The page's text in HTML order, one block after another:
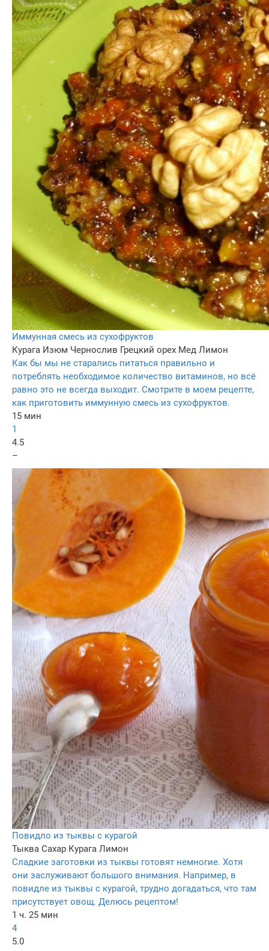
Иммунная смесь из сухофруктов
Курага Изюм Чернослив Грецкий орех Мед Лимон
Как бы мы не старались питаться правильно и
потреблять необходимое количество витаминов, но всё
равно это не всегда выходит. Смотрите в моем рецепте,
как приготовить иммунную смесь из сухофруктов.
15 мин
1
4.5
–
Повидло из тыквы с курагой
Тыква Сахар Курага Лимон
Сладкие заготовки из тыквы готовят немногие. Хотя
они заслуживают большого внимания. Например, в
повидле из тыквы с курагой, трудно догадаться, что там
присутствует овощ. Делюсь рецептом!
1 ч. 25 мин
4
5.0